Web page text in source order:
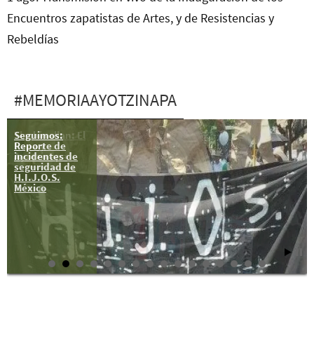
Encuentros zapatistas de Artes, y de Resistencias y
Rebeldías
#MEMORIAAYOTZINAPA
Seguimos:
Reporte de
incidentes de
seguridad de
H.I.J.O.S.
México
Tlachinollan: El
Papa y
Ayotzinapa